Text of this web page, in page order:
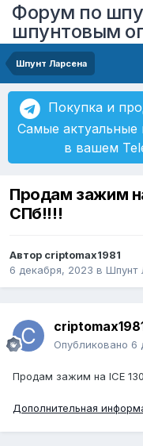
Форум по
шпунтовым
Шпунт Ларсена
Покупка и
Самые
в вашем
Продам зажим
СПб!!!!
Автор criptomax1981
6 декабря, 2023 в Шпунт
Опубликовано 6
Продам зажим на ICE
Дополнительная